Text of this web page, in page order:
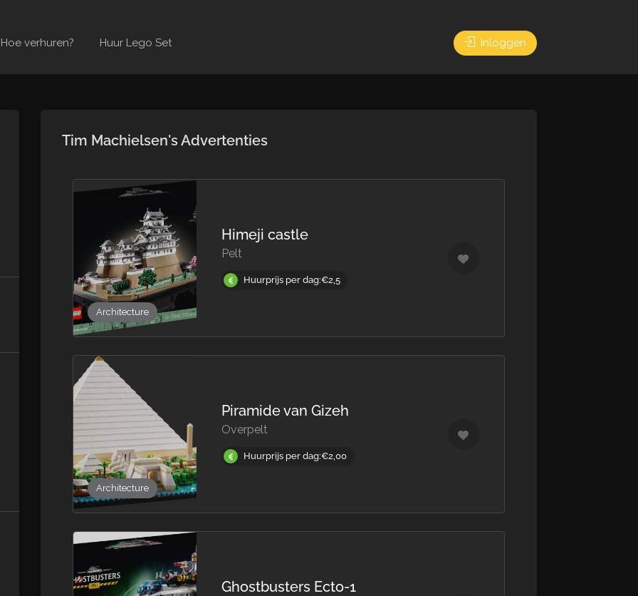
Hoe verhuren? Huur Lego Set Inloggen
Tim Machielsen's Advertenties
Architecture
Himeji castle
Pelt
Huurprijs per dag:€2,5
Architecture
Piramide van Gizeh
Overpelt
Huurprijs per dag:€2,00
Ghostbusters Ecto-1